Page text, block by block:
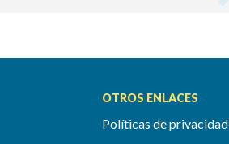
OTROS ENLACES
Políticas de privacidad